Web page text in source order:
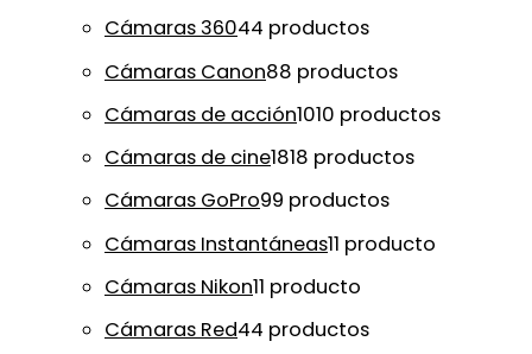
Cámaras 36044 productos
Cámaras Canon88 productos
Cámaras de acción1010 productos
Cámaras de cine1818 productos
Cámaras GoPro99 productos
Cámaras Instantáneas11 producto
Cámaras Nikon11 producto
Cámaras Red44 productos